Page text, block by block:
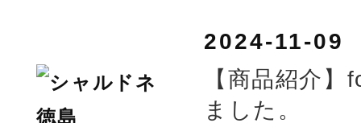
2024-11-09
【商品紹介
ました。